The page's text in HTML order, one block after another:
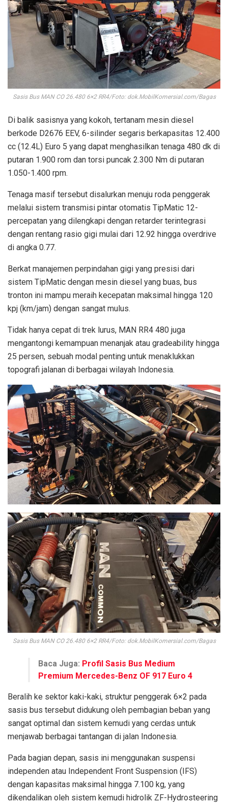
Sasis Bus MAN CO 26.480 6×2 RR4/Foto: dok.MobilKomersial.com/Bagas
Di balik sasisnya yang kokoh, tertanam mesin diesel
berkode D2676 EEV, 6-silinder segaris berkapasitas 12.400
cc (12.4L) Euro 5 yang dapat menghasilkan tenaga 480 dk di
putaran 1.900 rom dan torsi puncak 2.300 Nm di putaran
1.050-1.400 rpm.
Tenaga masif tersebut disalurkan menuju roda penggerak
melalui sistem transmisi pintar otomatis TipMatic 12-
percepatan yang dilengkapi dengan retarder terintegrasi
dengan rentang rasio gigi mulai dari 12.92 hingga overdrive
di angka 0.77.
Berkat manajemen perpindahan gigi yang presisi dari
sistem TipMatic dengan mesin diesel yang buas, bus
tronton ini mampu meraih kecepatan maksimal hingga 120
kpj (km/jam) dengan sangat mulus.
Tidak hanya cepat di trek lurus, MAN RR4 480 juga
mengantongi kemampuan menanjak atau gradeability hingga
25 persen, sebuah modal penting untuk menaklukkan
topografi jalanan di berbagai wilayah Indonesia.
Sasis Bus MAN CO 26.480 6×2 RR4/Foto: dok.MobilKomersial.com/Bagas
Baca Juga: Profil Sasis Bus Medium
Premium Mercedes-Benz OF 917 Euro 4
Beralih ke sektor kaki-kaki, struktur penggerak 6×2 pada
sasis bus tersebut didukung oleh pembagian beban yang
sangat optimal dan sistem kemudi yang cerdas untuk
menjawab berbagai tantangan di jalan Indonesia.
Pada bagian depan, sasis ini menggunakan suspensi
independen atau Independent Front Suspension (IFS)
dengan kapasitas maksimal hingga 7.100 kg, yang
dikendalikan oleh sistem kemudi hidrolik ZF-Hydrosteering